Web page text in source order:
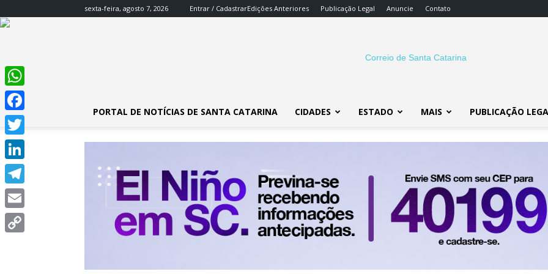
sexta-feira, agosto 7, 2026 Entrar / CadastrarEdições Anteriores Publicação Legal Anuncie Contato
SC
PORTAL DE NOTÍCIAS DE SANTA CATARINA CIDADES ESTADO MAIS PUBLICAÇÃO
WhatsApp
Facebook
Twitter
LinkedIn
Telegram
Email